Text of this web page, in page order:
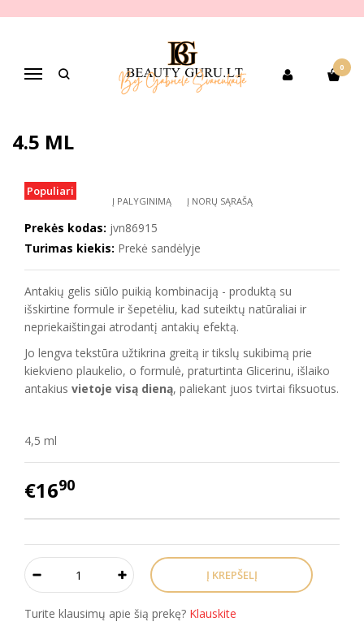
Navigacija
0
Pagrindinis PREKIŲ KATEGORIJOS
Dekoratyvinė kosmetika
JVONE MILANO antakius fiksuojantis gelis Brow Rules, 4.5 ml
JVONE MILANO ANTAKIUS
4.5 ML
Populiari
Į PALYGINIMĄ Į NORŲ SĄRAŠĄ
Prekės kodas: jvn86915
Turimas kiekis: Prekė sandėlyje
Antakių gelis siūlo puikią kombinaciją - produktą su
išskirtine formule ir šepetėliu, kad suteiktų natūraliai ir
nepriekaištingai atrodantį antakių efektą.
Jo lengva tekstūra užtikrina greitą ir tikslų sukibimą prie
kiekvieno plaukelio, o formulė, praturtinta Glicerinu, išlaiko
antakius vietoje visą dieną, paliekant juos tvirtai fiksuotus.
4,5 ml
€1690
Turite klausimų apie šią prekę? Klauskite